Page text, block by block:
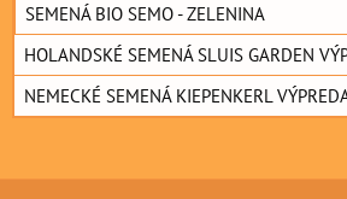
SEMENÁ BIO SEMO - ZELENINA
HOLANDSKÉ SEMENÁ SLUIS GARDEN
NEMECKÉ SEMENÁ KIEPENKERL